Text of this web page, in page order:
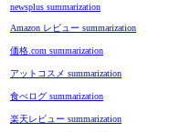
newsplus summarization
Amazon レビュー summarization
価格.com summarization
アットコスメ summarization
食べログ summarization
楽天レビュー summarization